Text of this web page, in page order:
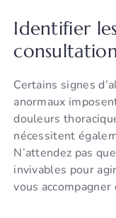
Identifier
Certains signes
anormaux
douleurs
nécessitent
N’attendez pas
invivables pour
vous accompagner